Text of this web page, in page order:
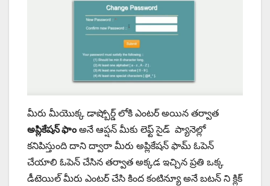
మీరు మీయొక్క డాష్బోర్డ్ లోకి ఎంటర్ అయిన తర్వాత
అప్లికేషన్ ఫాంఅనే ఆప్షన్ మీకు లెఫ్ట్ సైడ్ ప్యానెల్లో
కనిపిస్తుంది దాని ద్వారా మీరు అప్లికేషన్ ఫామ్ ఓపెన్
చేయాలి ఓపెన్ చేసిన తర్వాత అక్కడ ఇచ్చిన ప్రతి ఒక్క
డీటెయిల్ మీరు ఎంటర్ చేసి కింద కంటిన్యూ అనే బటన్ ని క్లిక్